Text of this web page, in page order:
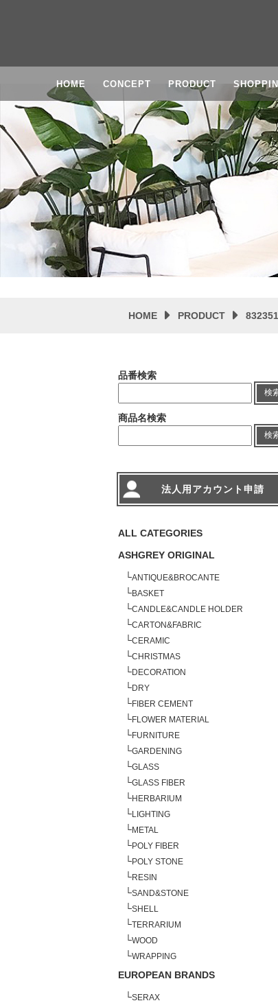
HOME CONCEPT PRODUCT
HOME PRODUCT
品番検索
検
商品名検索
検
法人用アカウント申請
ALL CATEGORIES
ASHGREY ORIGINAL
└ANTIQUE&BROCANTE
└BASKET
└CANDLE&CANDLE HOLDER
└CARTON&FABRIC
└CERAMIC
└CHRISTMAS
└DECORATION
└DRY
└FIBER CEMENT
└FLOWER MATERIAL
└FURNITURE
└GARDENING
└GLASS
└GLASS FIBER
└HERBARIUM
└LIGHTING
└METAL
└POLY FIBER
└POLY STONE
└RESIN
└SAND&STONE
└SHELL
└TERRARIUM
└WOOD
└WRAPPING
EUROPEAN BRANDS
└SERAX